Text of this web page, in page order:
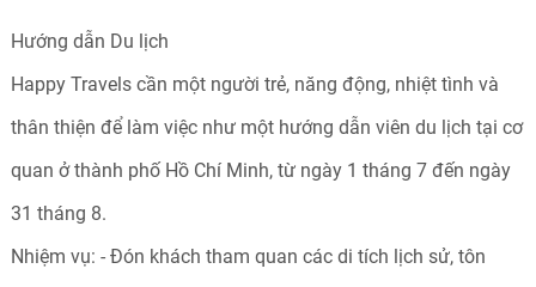
Hướng dẫn Du lịch
Happy Travels cần một người trẻ, năng động, nhiệt tình và
thân thiện để làm việc như một hướng dẫn viên du lịch tại cơ
quan ở thành phố Hồ Chí Minh, từ ngày 1 tháng 7 đến ngày
31 tháng 8.
Nhiệm vụ: - Đón khách tham quan các di tích lịch sử, tôn